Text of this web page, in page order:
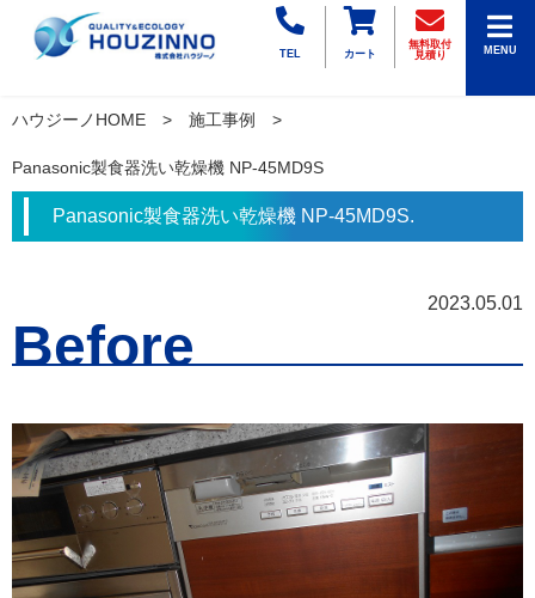
TEL カート
無料取付
見積り
MENU
ハウジーノHOME 施工事例
Panasonic製食器洗い乾燥機 NP-45MD9S
Panasonic製食器洗い乾燥機 NP-45MD9S.
2023.05.01
Before